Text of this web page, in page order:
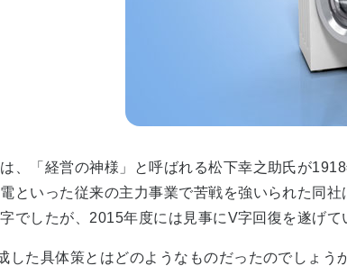
、「経営の神様」と呼ばれる松下幸之助氏が
といった従来の主力事業で苦戦を強いられた同
でしたが、2015年度には見事にV字回復を遂げて
た具体策とはどのようなものだったのでしょう